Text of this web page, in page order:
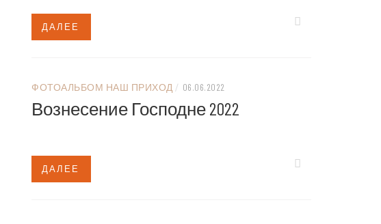
ДАЛЕЕ
ФОТОАЛЬБОМ НАШ ПРИХОД / 06.06.2022
Вознесение Господне 2022
ДАЛЕЕ